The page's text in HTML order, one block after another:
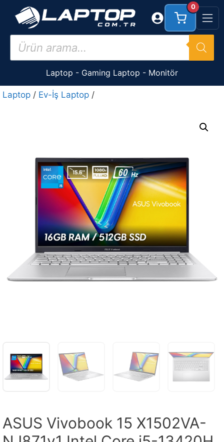
İçeriğe
Products
search
Laptop - Gaming Laptop - Monitör
0
Laptop / Ev-İş Laptop /
ASUS Vivobook 15 X1502VA-